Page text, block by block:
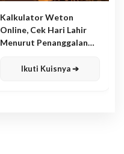
Kalkulator Weton
Online, Cek Hari Lahir
Menurut Penanggalan
Ikuti Kuisnya ➔